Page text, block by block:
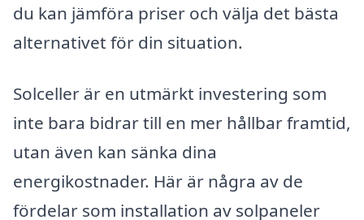
du kan jämföra priser och välja det bästa
alternativet för din situation.
Solceller är en utmärkt investering som
inte bara bidrar till en mer hållbar framtid,
utan även kan sänka dina
energikostnader. Här är några av de
fördelar som installation av solpaneler